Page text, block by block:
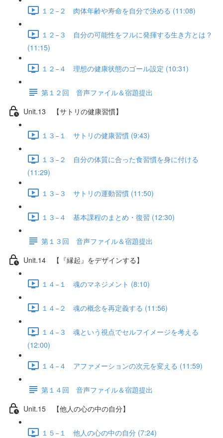
１２−２ 肉体年齢や寿命を自分で決める (11:08)
１２−３ 自分の可能性をフルに発揮する生き方とは？
(11:15)
１２−４ 理想の健康状態のゴール設定 (10:31)
第１２回 音声ファイル＆宿題提出
Unit.13 【サトリの健康習慣】
１３−１ サトリの健康習慣 (9:43)
１３−２ 自分の体質に合った食習慣を身に付ける
(11:29)
１３−３ サトリの運動習慣 (11:50)
１３−４ 基本課程のまとめ・復習 (12:30)
第１３回 音声ファイル＆宿題提出
Unit.14 【『縁起』をデザインする】
１４−１ 魂のマネジメント (8:10)
１４−２ 魂の概念を再定義する (11:56)
１４−３ 魂という視点でセルフイメージを考える
(12:00)
１４−４ アファメーションの次元を変える (11:59)
第１４回 音声ファイル＆宿題提出
Unit.15 【他人の心の中の自分】
１５−１ 他人の心の中の自分 (7:24)